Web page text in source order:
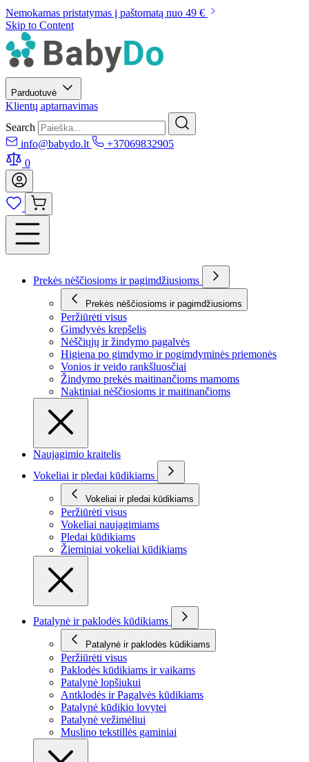
Nemokamas pristatymas į paštomatą nuo 49 €
Skip to Content
Parduotuvė
Klientų aptarnavimas
Search
info@babydo.lt
+37069832905
0
Prekės nėščiosioms ir pagimdžiusioms
Prekės nėščiosioms ir pagimdžiusioms
Peržiūrėti visus
Gimdyvės krepšelis
Nėščiųjų ir žindymo pagalvės
Higiena po gimdymo ir pogimdyminės priemonės
Vonios ir veido rankšluosčiai
Žindymo prekės maitinančioms mamoms
Naktiniai nėščiosioms ir maitinančioms
Naujagimio kraitelis
Vokeliai ir pledai kūdikiams
Vokeliai ir pledai kūdikiams
Peržiūrėti visus
Vokeliai naujagimiams
Pledai kūdikiams
Žieminiai vokeliai kūdikiams
Patalynė ir paklodės kūdikiams
Patalynė ir paklodės kūdikiams
Peržiūrėti visus
Paklodės kūdikiams ir vaikams
Patalynė lopšiukui
Antklodės ir Pagalvės kūdikiams
Patalynė kūdikio lovytei
Patalynė vežimėliui
Muslino tekstillės gaminiai